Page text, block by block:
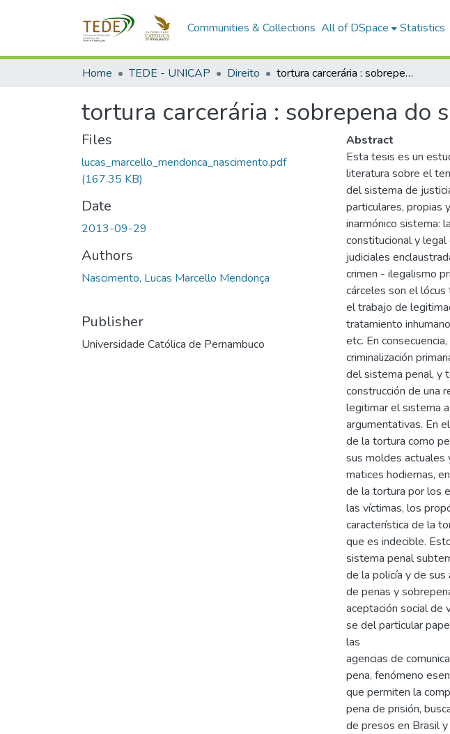
Communities & Collections All of DSpace Statistics
Home TEDE - UNICAP Direito tortura carcerária : sobrepena do sistema penal brasileiro
tortura carcerária : sobrepena do
Files
lucas_marcello_mendonca_nascimento.pdf
(167.35 KB)
Date
2013-09-29
Authors
Nascimento, Lucas Marcello Mendonça
Publisher
Universidade Católica de Pernambuco
Abstract
Esta tesis es un
literatura sobre el
del sistema de
particulares, propias
inarmónico sistema:
constitucional y
judiciales
crimen - ilegalismo
cárceles son el lócus
el trabajo de
tratamiento
etc. En
criminalización
del sistema penal, y
construcción de una
legitimar el sistema
argumentativas. En
de la tortura como
sus moldes actuales
matices hodiernas,
de la tortura por los
las víctimas, los
característica de la
que es indecible.
sistema penal
de la policía y de sus
de penas y
aceptación social de
se del particular
las
agencias de
pena, fenómeno
que permiten la
pena de prisión,
de presos en Brasil